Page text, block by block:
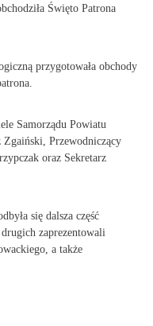
Święto Patrona
przygotowała obchody
Samorządu Powiatu
Przewodniczący
oraz Sekretarz
się dalsza część
zaprezentowali
a także